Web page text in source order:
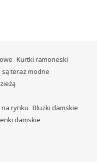
Kurtki ramoneski
są teraz modne
rynku Bluzki damskie
damskie